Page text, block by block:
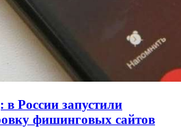
России запустили
фишинговых сайтов